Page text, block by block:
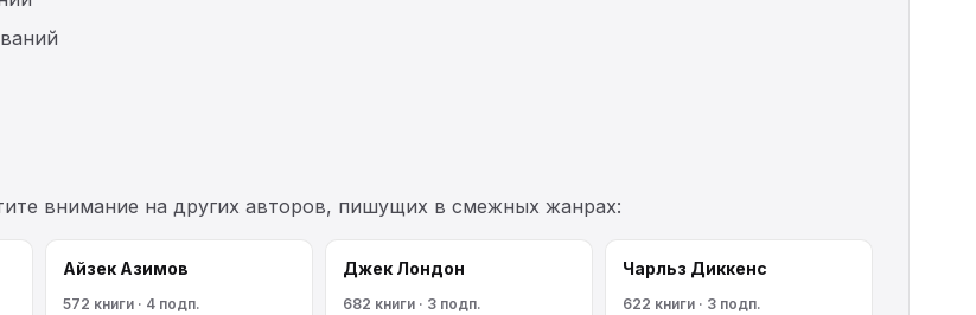
внимание на других авторов, пишущих в смежных жанрах:
Айзек Азимов
572 книги · 4 подп.
Джек Лондон
682 книги · 3 подп.
Чарльз Диккенс
622 книги · 3 подп.